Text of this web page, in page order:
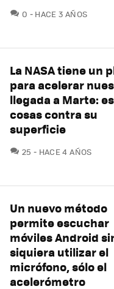
0 COMENTARIOS
HACE 3 AÑOS
La NASA tiene un
para acelerar
llegada a Marte:
cosas contra su
superficie
25 COMENTARIOS
HACE 4 AÑOS
Un nuevo método
permite escuchar
móviles Android
siquiera utilizar el
micrófono, sólo el
acelerómetro